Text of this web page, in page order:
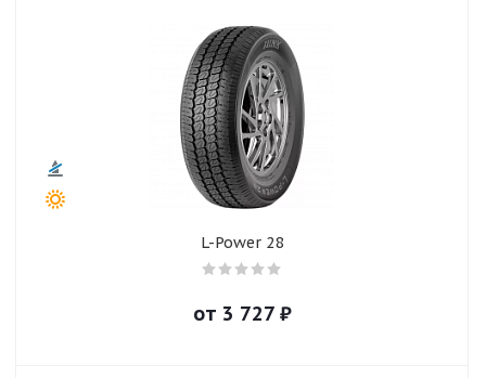
L-Power 28
от 3 727₽